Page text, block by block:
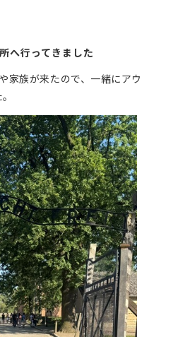
へ行ってきました
家族が来たので、一緒にアウ